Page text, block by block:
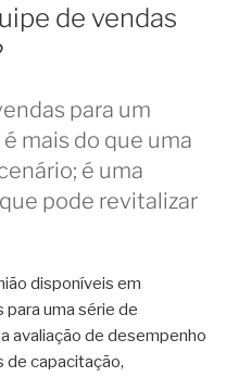
de vendas
para um
mais do que uma
é uma
pode revitalizar
disponíveis em
uma série de
avaliação de desempenho
de capacitação,